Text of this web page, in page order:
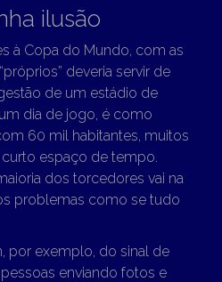
ilusão
à Copa do Mundo, com as
deveria servir de
de um estádio de
dia de jogo, é como
60 mil habitantes, muitos
espaço de tempo.
dos torcedores vai na
problemas como se tudo
por exemplo, do sinal de
enviando fotos e